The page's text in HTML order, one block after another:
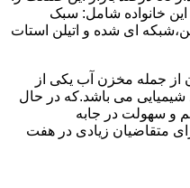
این خانواده شامل: سبک
ای شده و اتیلن استات
از جمله مخزن آب یکی از
شیمیایی می باشد.که در حال
و سهولت در جابه
متقاضیان زیادی در هفت